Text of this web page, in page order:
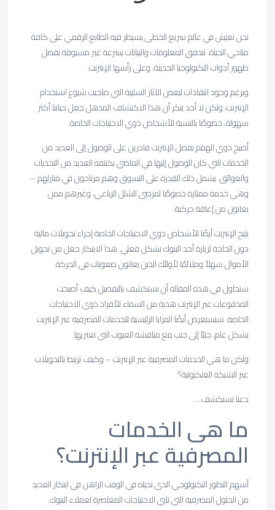
نحن نعيش في عالم سريع الخطى يسيطر فيه الطابع الرقمي على كافة
مناحي الحياة. تتدفق المعلومات والبيانات بسرعة غير مسبوقة بفضل
ظهور أدوات التكنولوجيا الحديثة، وعلى رأسها الإنترنت.
وبرغم وجود انتقادات لبعض الآثار السلبية التي صاحبت شيوع استخدام
الإنترنت، ولكن لا أحد ينكر أن هذا الاكتشاف المذهل جعل حياتنا أكثر
سهولة، خصوصًا بالنسبة للأشخاص ذوي الاحتياجات الخاصة.
أصبح ذوي الهمم بفضل الإنترنت قادرين على الوصول إلى العديد من
الخدمات التي كان الوصول إليها في الماضي يكتنفه العديد من التحديات
والعوائق. يشمل ذلك القدرة على التسوق وهم مرتاحون في منازلهم –
وهي خدمة ممتازة خصوصًا لمرضى الشلل الرباعي، وغيرهم ممن
يعانون من إعاقة حركية.
يتيح الإنترنت أيضًا للأشخاص ذوي الاحتياجات الخاصة إجراء تحويلات مالية
دون الحاجة لزيارة أحد البنوك بشكل فعلي. هذا الابتكار جعل من تحويل
الأموال سهلاً وملائمًا لأولئك الذين يعانون صعوبات في الحركة.
سنحاول في هذه المقالة أن نستكشف بالتفصيل كيف أصبحت
المدفوعات عبر الإنترنت هدية من السماء للأفراد ذوي الاحتياجات
الخاصة. سنستعرض أيضًا المزايا الرئيسية للخدمات المصرفية عبر الإنترنت
بشكل عام، جنبًا إلى جنب مع مناقشة العيوب التي تعتريها.
ولكن ما هي الخدمات المصرفية عبر الإنترنت – وكيف ترتبط بالتحويلات
عبر الشبكة العنكبوتية؟
دعنا نستكشف…
ما هى الخدمات
المصرفية عبر الإنترنت؟
أسهم التطور التكنولوجي الذي نحياه في الوقت الراهن في ابتكار العديد
من الحلول المصرفية التي تلبي الاحتياجات المعاصرة لعملاء البنوك.